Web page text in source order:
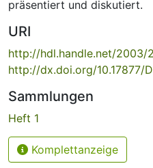
präsentiert und diskutiert.
URI
http://hdl.handle.net/2003/
http://dx.doi.org/10.17877/
Sammlungen
Heft 1
Komplettanzeige